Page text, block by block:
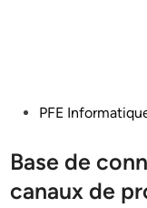
PostedPFE
Base de
canaux de